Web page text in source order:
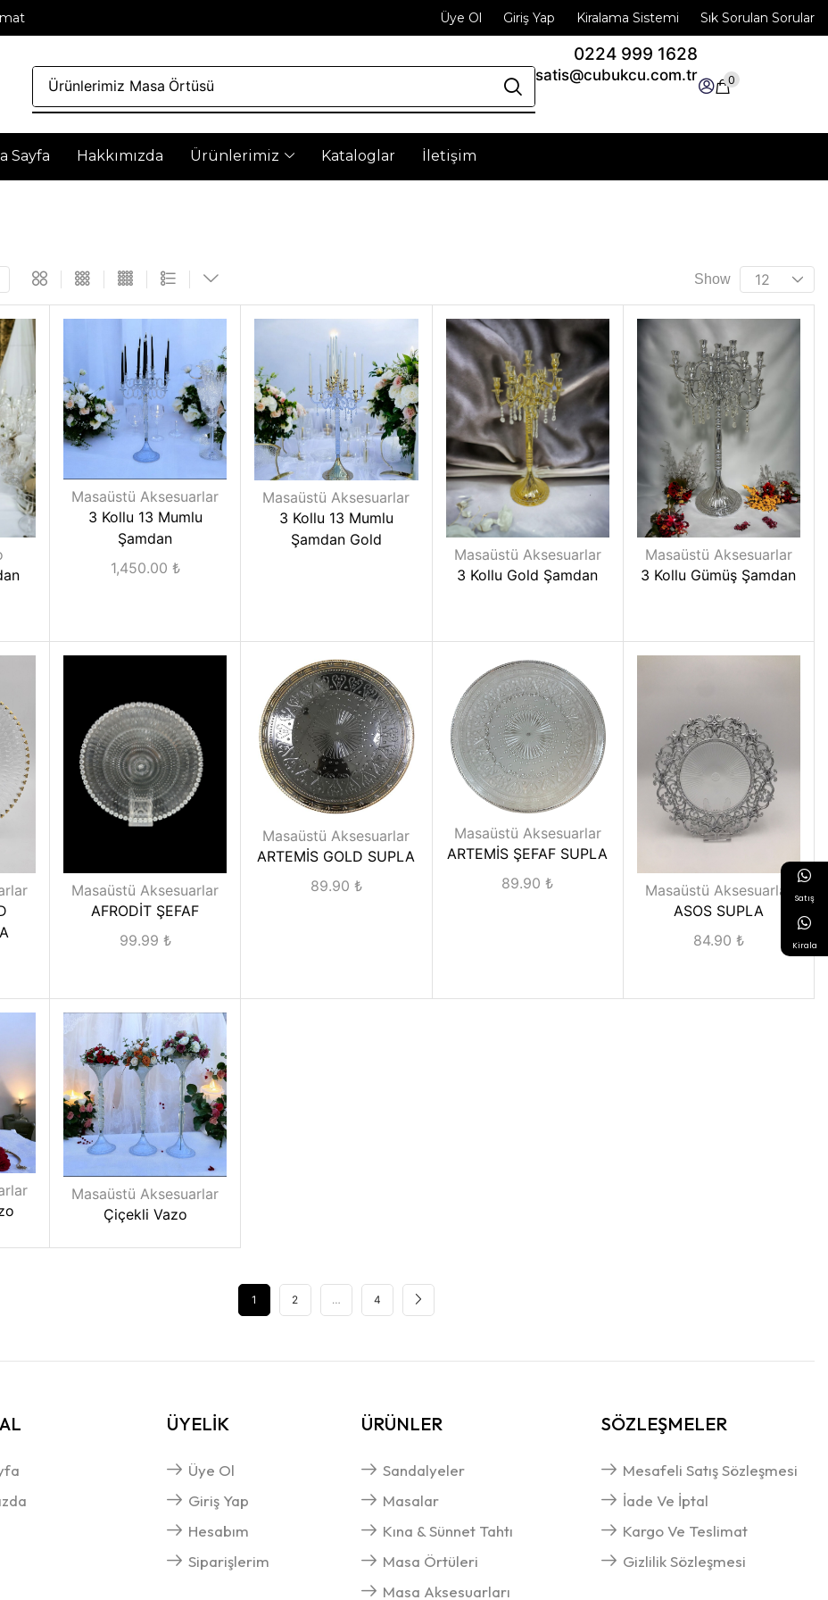
Üye Ol Giriş Yap Kiralama Sistemi Sık Sorulan Sorular
Ürünlerimiz Masa Örtüsü
0224 999 1628
satis@cubukcu.com.tr 0
Sayfa Hakkımızda Ürünlerimiz Kataloglar İletişim
Yenilikçi Çözümler
Show
Masaüstü Aksesuarlar
3 Kollu 13 Mumlu
Şamdan
1,450.00 ₺
Masaüstü Aksesuarlar
3 Kollu 13 Mumlu
Şamdan Gold
Masaüstü Aksesuarlar
3 Kollu Gold Şamdan
Masaüstü Aksesuarlar
3 Kollu Gümüş Şamdan
Masaüstü Aksesuarlar
AFRODİT ŞEFAF
99.99 ₺
Masaüstü Aksesuarlar
ARTEMİS GOLD SUPLA
89.90 ₺
Masaüstü Aksesuarlar
ARTEMİS ŞEFAF SUPLA
89.90₺
Masaüstü Aksesuarlar
ASOS SUPLA
84.90 ₺
Masaüstü Aksesuarlar
Çiçekli Vazo
1 2 … 4
ÜYELİK
Üye Ol
Giriş Yap
Hesabım
Siparişlerim
ÜRÜNLER
Sandalyeler
Masalar
Kına & Sünnet Tahtı
Masa Örtüleri
Masa Aksesuarları
SÖZLEŞMELER
Mesafeli Satış Sözleşmesi
İade Ve İptal
Kargo Ve Teslimat
Gizlilik Sözleşmesi
Satış
Kirala